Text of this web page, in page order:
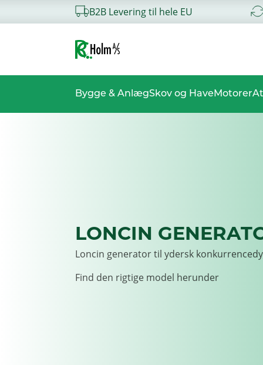
B2B Levering til hele EU
Bygge & AnlægSkov og Have Motorer
LONCIN
Loncin generator til ydersk
Find den rigtige model herunder